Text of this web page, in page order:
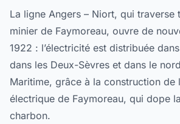
La ligne Angers – Niort, qui traverse
minier de Faymoreau, ouvre de
1922 : l’électricité est distribuée
dans les Deux-Sèvres et dans le
Maritime, grâce à la construction de
électrique de Faymoreau, qui dope
charbon.